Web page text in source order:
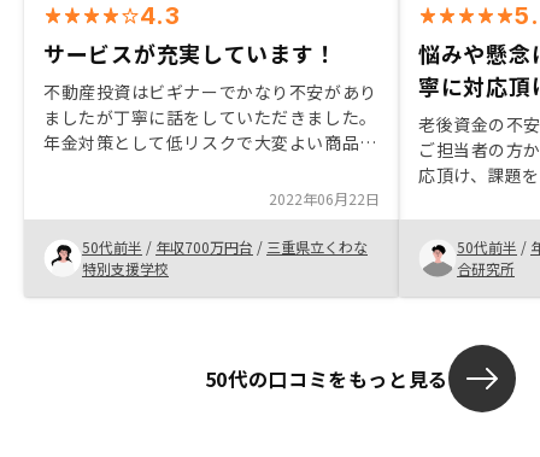
4.3
サービスが充実しています！
不動産投資はビギナーでかなり不安があり
ましたが丁寧に話をしていただきました。
年金対策として低リスクで大変よい商品で
安に思っている事を解消していただき安心
してけいできました。
2022年06月22日
50代前半 / 年収700万円台 / 三重県立くわな
特別支援学校
悩みや懸念
寧に対応頂
老後資金の不
ご担当者の方
応頂け、課題
くなるが株や
きくないので
出来れば安定
のではないか
なる。物件の
思うのでそれ
物件側に働き
50代前半 /
合研究所
50代の口コミをもっと見る